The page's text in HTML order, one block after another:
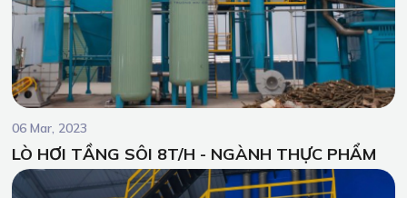
06 Mar, 2023
LÒ HƠI TẦNG SÔI 8T/H - NGÀNH THỰC PHẨM